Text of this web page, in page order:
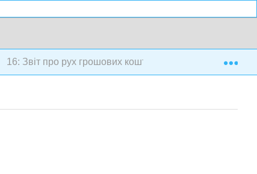
16: Звіт про рух грошових коштів